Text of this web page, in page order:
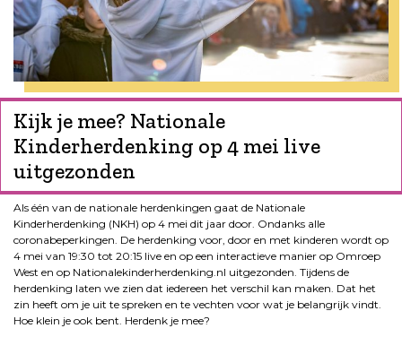
Kijk je mee? Nationale
Kinderherdenking op 4 mei live
uitgezonden
Als één van de nationale herdenkingen gaat de Nationale
Kinderherdenking (NKH) op 4 mei dit jaar door. Ondanks alle
coronabeperkingen. De herdenking voor, door en met kinderen wordt op
4 mei van 19:30 tot 20:15 live en op een interactieve manier op Omroep
West en op Nationalekinderherdenking.nl uitgezonden. Tijdens de
herdenking laten we zien dat iedereen het verschil kan maken. Dat het
zin heeft om je uit te spreken en te vechten voor wat je belangrijk vindt.
Hoe klein je ook bent. Herdenk je mee?